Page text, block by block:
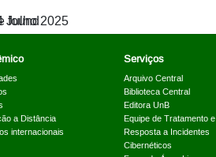
Julho 2025
found
a Distância
internacionais
Serviços
Arquivo Central
Biblioteca Central
Editora UnB
Equipe de Tratamento e
Resposta a Incidentes
Cibernéticos